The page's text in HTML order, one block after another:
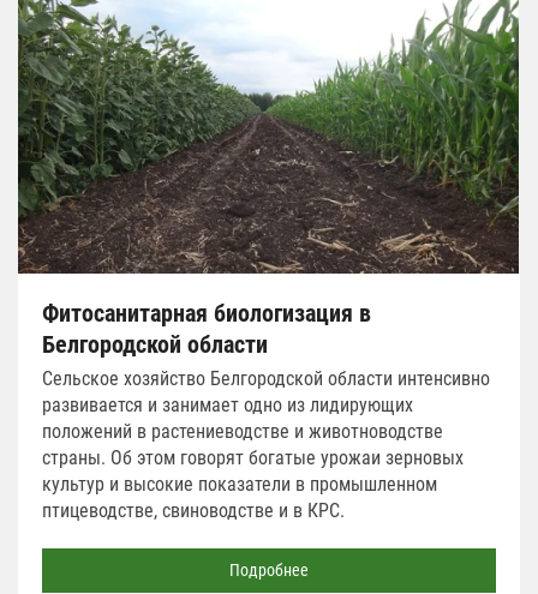
Фитосанитарная биологизация в
Белгородской области
Сельское хозяйство Белгородской области интенсивно
развивается и занимает одно из лидирующих
положений в растениеводстве и животноводстве
страны. Об этом говорят богатые урожаи зерновых
культур и высокие показатели в промышленном
птицеводстве, свиноводстве и в КРС.
Подробнее